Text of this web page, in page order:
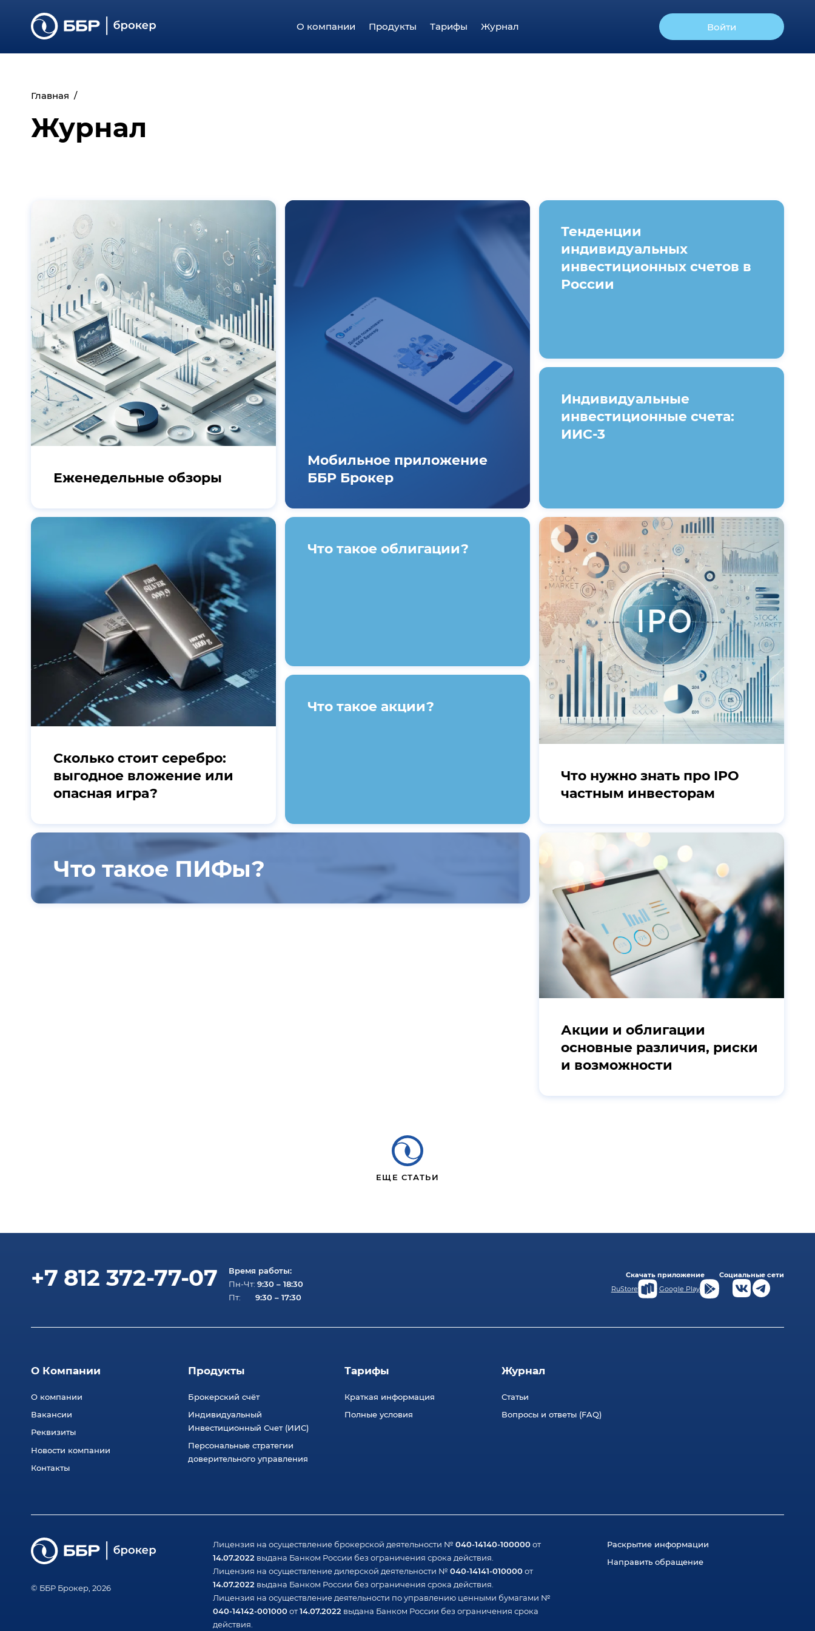
О компании Продукты Тарифы Журнал Войти
Главная
Журнал
Еженедельные обзоры
Мобильное приложение
ББР Брокер
Тенденции
индивидуальных
инвестиционных счетов в
России
Индивидуальные
инвестиционные счета:
ИИС-3
Сколько стоит серебро:
выгодное вложение или
опасная игра?
Что нужно знать про IPO
частным инвесторам
Что такое облигации?
Что такое акции?
Что такое ПИФы?
Акции и облигации
основные различия, риски
и возможности
ЕЩЕ СТАТЬИ
+7 812 372-77-07 Время работы:
Пн-Чт:9:30 – 18:30
Пт: 9:30 – 17:30
Скачать приложение
RuStore Google Play
Социальные сети
О Компании
О компании
Вакансии
Реквизиты
Новости компании
Контакты
Продукты
Брокерский счёт
Индивидуальный
Инвестиционный Счет (ИИС)
Персональные стратегии
доверительного управления
Тарифы
Краткая информация
Полные условия
Журнал
Статьи
Вопросы и ответы (FAQ)
© ББР Брокер, 2026
Лицензия на осуществление брокерской деятельности № 040-14140-100000от
14.07.2022 выдана Банком России без ограничения срока действия.
Лицензия на осуществление дилерской деятельности № 040-14141-010000от
14.07.2022 выдана Банком России без ограничения срока действия.
Лицензия на осуществление деятельности по управлению ценными бумагами №
040-14142-001000от14.07.2022 выдана Банком России без ограничения срока
действия.
Раскрытие информации
Направить обращение